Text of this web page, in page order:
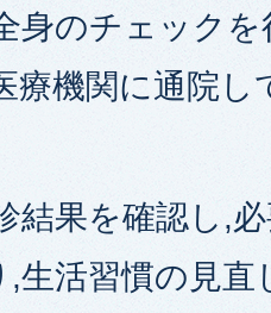
身のチェック
療機関に通院し
結果を確認し,
生活習慣の見直